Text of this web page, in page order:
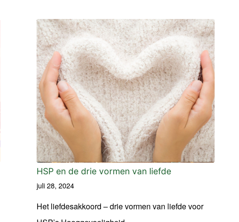
HSP en de drie vormen van liefde
juli 28, 2024
Het liefdesakkoord – drie vormen van liefde voor